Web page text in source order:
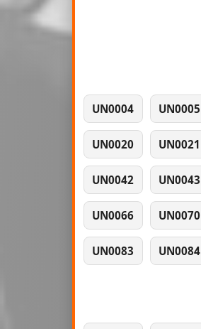
UN0004 UN0005
UN0020 UN0021
UN0042 UN0043
UN0066 UN0070
UN0083 UN0084